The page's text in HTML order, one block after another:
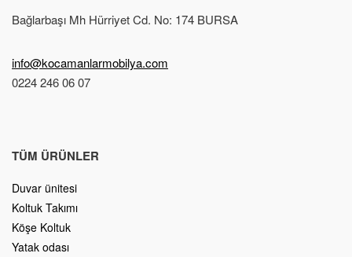
Bağlarbaşı Mh Hürriyet Cd. No: 174 BURSA
info@kocamanlarmobilya.com
0224 246 06 07
TÜM ÜRÜNLER
Duvar ünitesi
Koltuk Takımı
Köşe Koltuk
Yatak odası